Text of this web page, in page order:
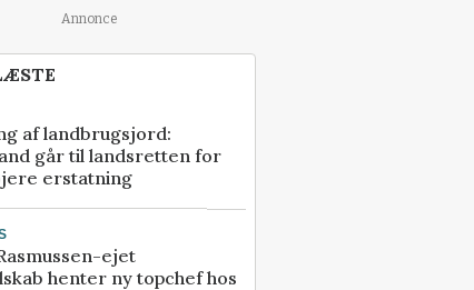
Annonce
af landbrugsjord:
går til landsretten for
erstatning
ejet
henter ny topchef hos